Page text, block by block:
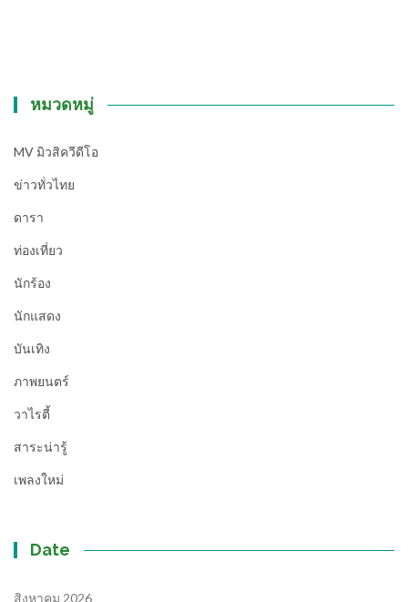
หมวดหมู่
MV มิวสิควีดีโอ
ข่าวทั่วไทย
ดารา
ท่องเที่ยว
นักร้อง
นักแสดง
บันเทิง
ภาพยนตร์
วาไรตี้
สาระน่ารู้
เพลงใหม่
Date
สิงหาคม 2026